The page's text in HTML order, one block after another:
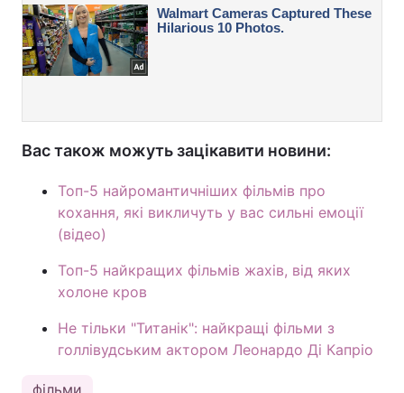
Вас також можуть зацікавити новини:
Топ-5 найромантичніших фільмів про
кохання, які викличуть у вас сильні емоції
(відео)
Топ-5 найкращих фільмів жахів, від яких
холоне кров
Не тільки "Титанік": найкращі фільми з
голлівудським актором Леонардо Ді Капріо
фільми